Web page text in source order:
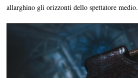
allarghino gli orizzonti dello spettatore medio.